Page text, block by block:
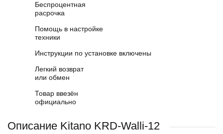
Беспроцентная
расрочка
Помощь в настройке
техники
Инструкции по установке включены
Легкий возврат
или обмен
Товар ввезён
официально
Описание Kitano KRD-Walli-12